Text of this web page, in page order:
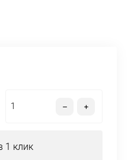
1 клик